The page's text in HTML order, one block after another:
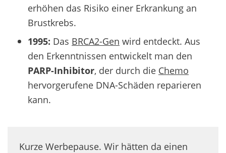
erhöhen das Risiko einer Erkrankung an
Brustkrebs.
1995: Das BRCA2-Gen wird entdeckt. Aus
den Erkenntnissen entwickelt man den
PARP-Inhibitor, der durch die Chemo
hervorgerufene DNA-Schäden reparieren
kann.
Kurze Werbepause. Wir hätten da einen